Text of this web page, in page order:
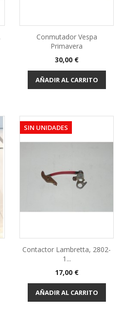
Conmutador Vespa
Primavera
Precio
30,00 €
AÑADIR AL CARRITO
SIN UNIDADES
Contactor Lambretta, 2802-
1...
Precio
17,00 €
AÑADIR AL CARRITO